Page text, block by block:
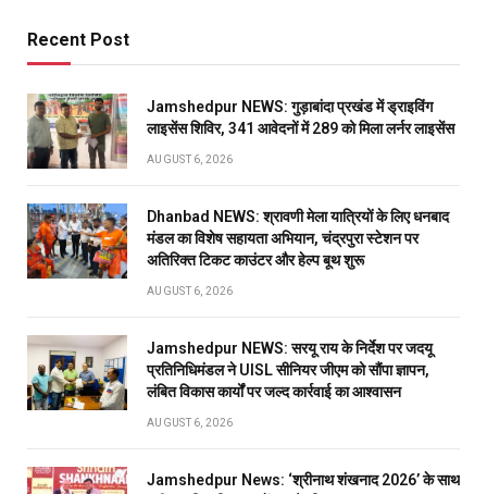
Recent Post
Jamshedpur NEWS: गुड़ाबांदा प्रखंड में ड्राइविंग
लाइसेंस शिविर, 341 आवेदनों में 289 को मिला लर्नर लाइसेंस
AUGUST 6, 2026
Dhanbad NEWS: श्रावणी मेला यात्रियों के लिए धनबाद
मंडल का विशेष सहायता अभियान, चंद्रपुरा स्टेशन पर
अतिरिक्त टिकट काउंटर और हेल्प बूथ शुरू
AUGUST 6, 2026
Jamshedpur NEWS: सरयू राय के निर्देश पर जदयू
प्रतिनिधिमंडल ने UISL सीनियर जीएम को सौंपा ज्ञापन,
लंबित विकास कार्यों पर जल्द कार्रवाई का आश्वासन
AUGUST 6, 2026
Jamshedpur News: ‘श्रीनाथ शंखनाद 2026’ के साथ